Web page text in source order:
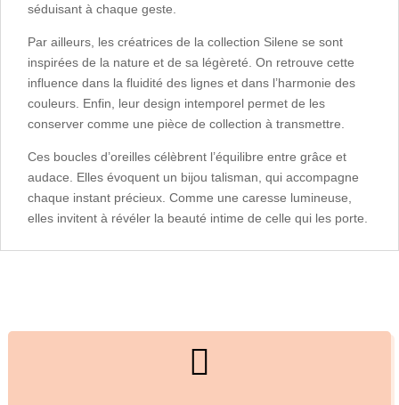
séduisant à chaque geste.
Par ailleurs, les créatrices de la collection Silene se sont
inspirées de la nature et de sa légèreté. On retrouve cette
influence dans la fluidité des lignes et dans l’harmonie des
couleurs. Enfin, leur design intemporel permet de les
conserver comme une pièce de collection à transmettre.
Ces boucles d’oreilles célèbrent l’équilibre entre grâce et
audace. Elles évoquent un bijou talisman, qui accompagne
chaque instant précieux. Comme une caresse lumineuse,
elles invitent à révéler la beauté intime de celle qui les porte.
